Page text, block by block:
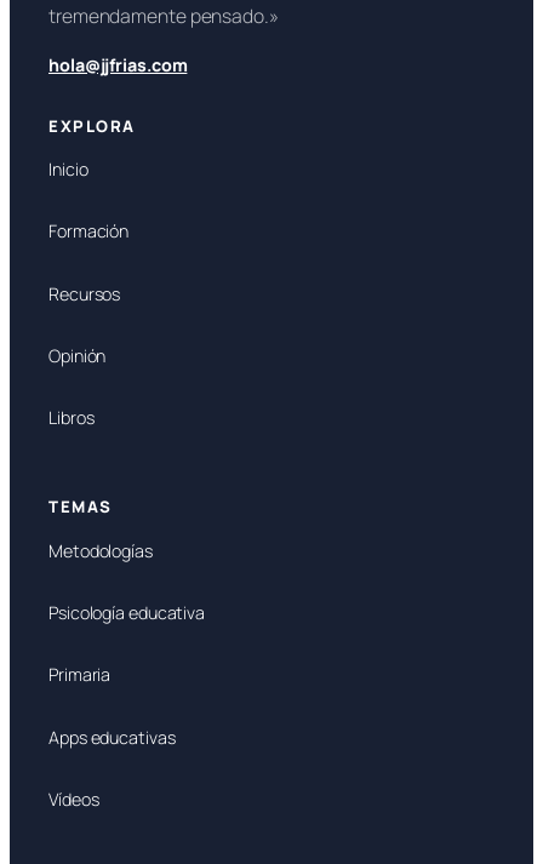
tremendamente pensado.»
hola@jjfrias.com
EXPLORA
Inicio
Formación
Recursos
Opinión
Libros
TEMAS
Metodologías
Psicología educativa
Primaria
Apps educativas
Vídeos